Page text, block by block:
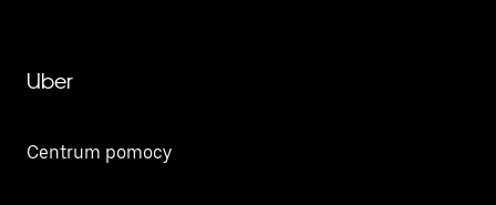
Uber
Centrum pomocy